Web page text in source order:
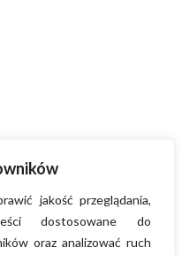
jakość przeglądania,
dostosowane do
oraz analizować ruch